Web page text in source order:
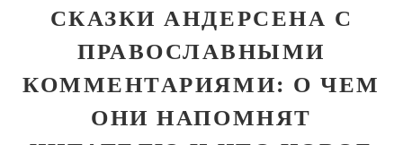
СКАЗКИ АНДЕРСЕНА С
ПРАВОСЛАВНЫМИ
КОММЕНТАРИЯМИ: О ЧЕМ
ОНИ НАПОМНЯТ